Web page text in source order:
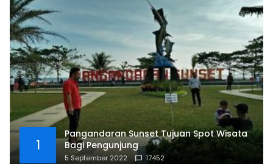
1
Pangandaran Sunset Tujuan Spot Wisata
Bagi Pengunjung
5 September 2022 17452